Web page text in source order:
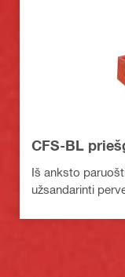
CFS-BL
Iš anksto
užsandarinti